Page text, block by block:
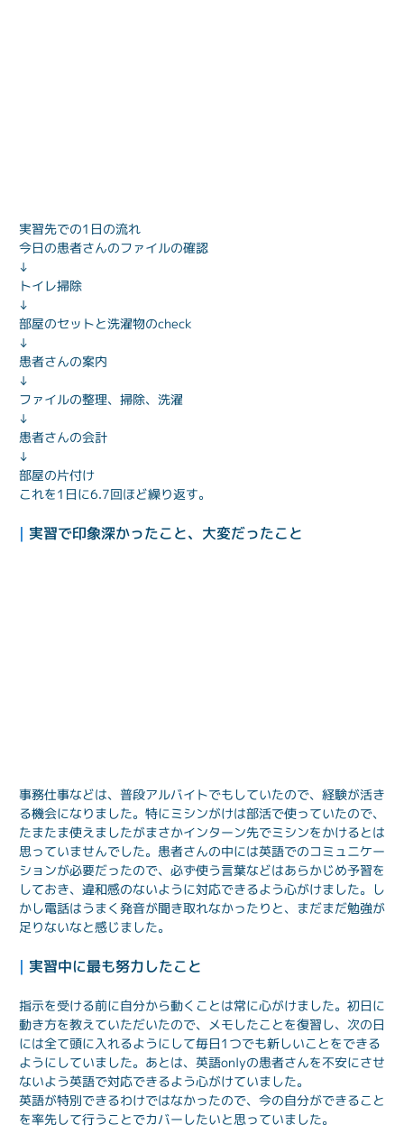
実習先での1日の流れ
今日の患者さんのファイルの確認
↓
トイレ掃除
↓
部屋のセットと洗濯物のcheck
↓
患者さんの案内
↓
ファイルの整理、掃除、洗濯
↓
患者さんの会計
↓
部屋の片付け
これを1日に6.7回ほど繰り返す。
| 実習で印象深かったこと、大変だったこと
事務仕事などは、普段アルバイトでもしていたので、経験が活き
る機会になりました。特にミシンがけは部活で使っていたので、
たまたま使えましたがまさかインターン先でミシンをかけるとは
思っていませんでした。患者さんの中には英語でのコミュニケー
ションが必要だったので、必ず使う言葉などはあらかじめ予習を
しておき、違和感のないように対応できるよう心がけました。し
かし電話はうまく発音が聞き取れなかったりと、まだまだ勉強が
足りないなと感じました。
| 実習中に最も努力したこと
指示を受ける前に自分から動くことは常に心がけました。初日に
動き方を教えていただいたので、メモしたことを復習し、次の日
には全て頭に入れるようにして毎日1つでも新しいことをできる
ようにしていました。あとは、英語onlyの患者さんを不安にさせ
ないよう英語で対応できるよう心がけていました。
英語が特別できるわけではなかったので、今の自分ができること
を率先して行うことでカバーしたいと思っていました。